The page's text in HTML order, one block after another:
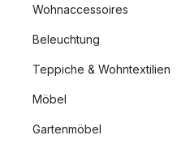
Wohnaccessoires
Beleuchtung
Teppiche & Wohntextilien
Möbel
Gartenmöbel